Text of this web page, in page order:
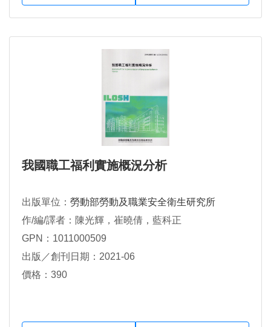
我國職工福利實施概況分析
出版單位： 勞動部勞動及職業安全衛生研究所
作/編/譯者：陳光輝，崔曉倩，藍科正
GPN：1011000509
出版／創刊日期：2021-06
價格：390